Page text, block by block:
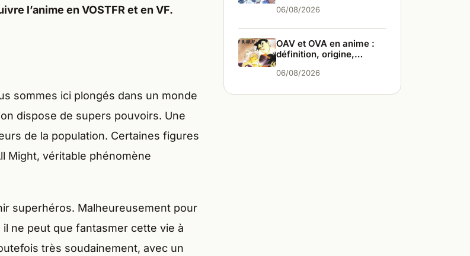
l’anime en VOSTFR et en VF.
sommes ici plongés dans un monde
dispose de supers pouvoirs. Une
de la population. Certaines figures
Might, véritable phénomène
superhéros. Malheureusement pour
ne peut que fantasmer cette vie à
très soudainement, avec un
06/08/2026
OAV et OVA en anime :
définition, origine,
06/08/2026